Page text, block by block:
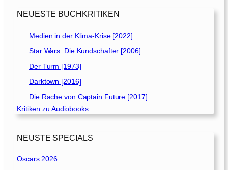
NEUESTE BUCHKRITIKEN
Medien in der Klima-Krise [2022]
Star Wars: Die Kundschafter [2006]
Der Turm [1973]
Darktown [2016]
Die Rache von Captain Future [2017]
Kritiken zu Audiobooks
NEUSTE SPECIALS
Oscars 2026